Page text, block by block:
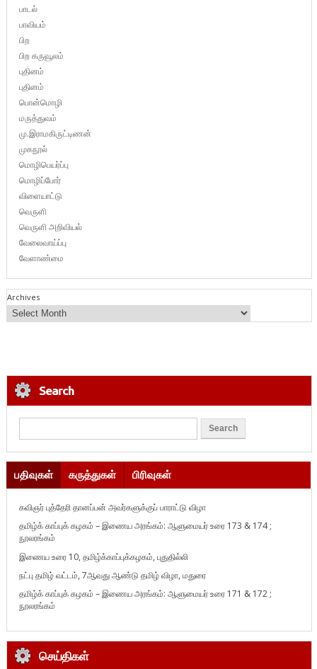
பாடல்
பாவியம்
பிற
பிற கருவூலம்
புதினம்
புதினம்
பொன்மொழி
மருத்துவம்
மு.இராமகிருட்டிணன்
முகநூல்
மொழிபெயர்ப்பு
மொழிப்போர்
விளையாட்டு
வெருளி
வெருளி அறிவியல்
வேலைவாய்ப்பு
வேளாண்மை
Archives
Search
பதிவுகள் கருத்துகள் பிரிவுகள்
கவிஞர் புத்தேரி தானப்பன் அவர்களுக்குப் பாராட்டு விழா
தமிழ்க் காப்புக் கழகம் – இணைய அரங்கம்: ஆளுமையர் உரை 173 & 174 ;
நூலரங்கம்
இணைய உரை 10, தமிழ்க்காப்புக்கழகம், புதுதில்லி
நட்பு தமிழ் வட்டம், 7ஆவது ஆண்டு தமிழ் விழா, மதுரை
தமிழ்க் காப்புக் கழகம் – இணைய அரங்கம்: ஆளுமையர் உரை 171 & 172 ;
நூலரங்கம்
செய்திகள்